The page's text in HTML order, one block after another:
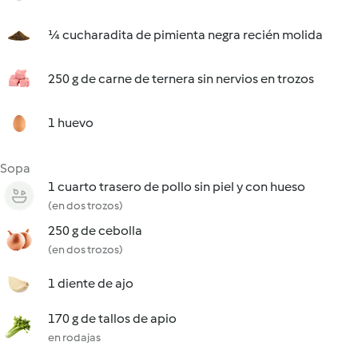
¼ cucharadita de pimienta negra recién molida
250 g de carne de ternera sin nervios en trozos
1 huevo
Sopa
1 cuarto trasero de pollo sin piel y con hueso
(en dos trozos)
250 g de cebolla
(en dos trozos)
1 diente de ajo
170 g de tallos de apio
en rodajas